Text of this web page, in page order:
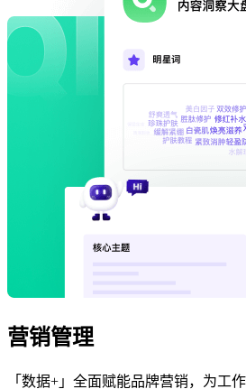
营销管理
「数据+」全面赋能品牌营销，为工